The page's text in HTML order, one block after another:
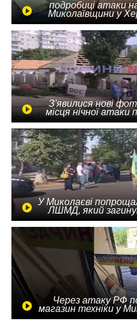
подробиці атаки
Миколаївщини у
З'явилися нові
місця нічної атаки
У Миколаєві
ЛШМД, який
Через атаку РФ
магазин техніки у